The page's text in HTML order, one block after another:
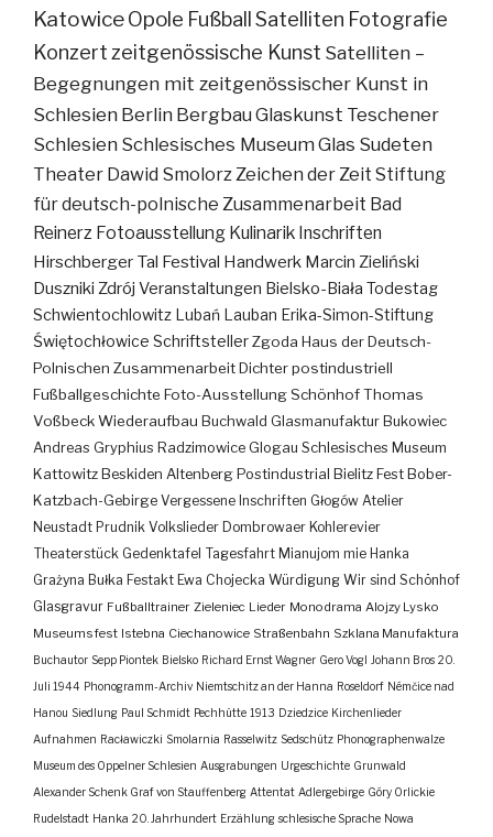
KatowiceOpole FußballSatelliten Fotografie
Konzertzeitgenössische Kunst Satelliten –
Begegnungen mit zeitgenössischer Kunst in
Schlesien Berlin BergbauGlaskunst Teschener
Schlesien Schlesisches MuseumGlas Sudeten
Theater Dawid SmolorzZeichen der Zeit Stiftung
für deutsch-polnische Zusammenarbeit Bad
Reinerz Fotoausstellung Kulinarik Inschriften
Hirschberger Tal Festival Handwerk Marcin Zieliński
Duszniki Zdrój Veranstaltungen Bielsko-Biała Todestag
Schwientochlowitz Lubań Lauban Erika-Simon-Stiftung
Świętochłowice SchriftstellerZgoda Haus der Deutsch-
Polnischen ZusammenarbeitDichterpostindustriell
Fußballgeschichte Foto-AusstellungSchönhofThomas
VoßbeckWiederaufbau Buchwald Glasmanufaktur Bukowiec
Andreas Gryphius Radzimowice Glogau Schlesisches Museum
Kattowitz Beskiden Altenberg Postindustrial Bielitz Fest Bober-
Katzbach-Gebirge Vergessene Inschriften Głogów Atelier
Neustadt Prudnik Volkslieder Dombrowaer Kohlerevier
Theaterstück Gedenktafel Tagesfahrt Mianujom mie Hanka
Grażyna Bułka Festakt Ewa Chojecka Würdigung Wir sind Schönhof
Glasgravur Fußballtrainer Zieleniec Lieder Monodrama Alojzy Lysko
Museumsfest Istebna Ciechanowice Straßenbahn Szklana Manufaktura
Buchautor Sepp Piontek Bielsko Richard Ernst Wagner Gero Vogl Johann Bros 20.
Juli 1944 Phonogramm-Archiv Niemtschitz an der Hanna Roseldorf Némčice nad
Hanou Siedlung Paul Schmidt Pechhütte 1913 Dziedzice Kirchenlieder
Aufnahmen Racławiczki Smolarnia Rasselwitz Sedschütz Phonographenwalze
Museum des Oppelner Schlesien Ausgrabungen Urgeschichte Grunwald
Alexander Schenk Graf von Stauffenberg Attentat Adlergebirge Góry Orlickie
Rudelstadt Hanka 20. Jahrhundert Erzählung schlesische Sprache Nowa